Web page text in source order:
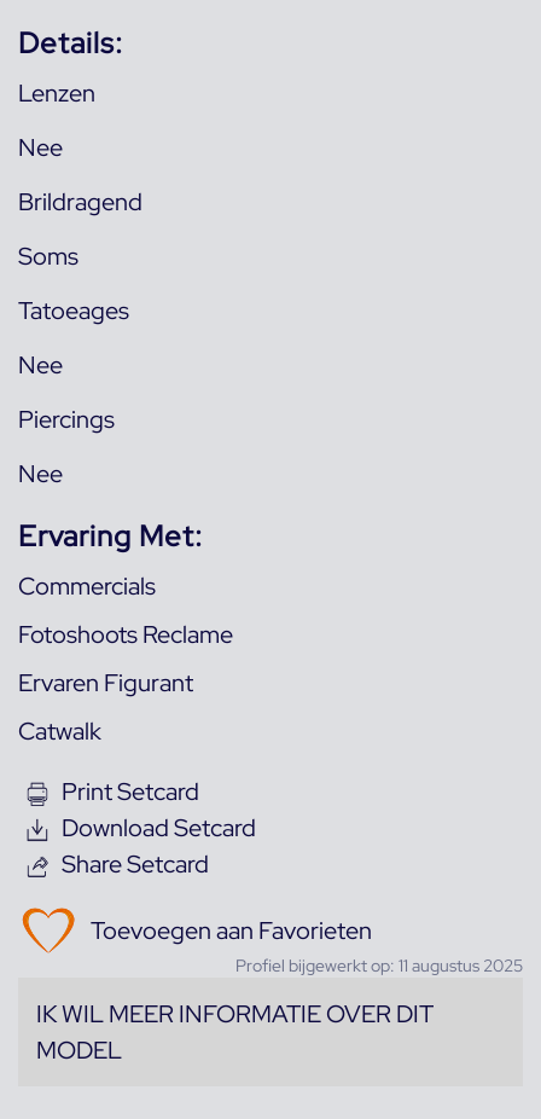
Details:
Lenzen
Nee
Brildragend
Soms
Tatoeages
Nee
Piercings
Nee
Ervaring Met:
Commercials
Fotoshoots Reclame
Ervaren Figurant
Catwalk
Print Setcard
Download Setcard
Share Setcard
Toevoegen aan Favorieten
Profiel bijgewerkt op: 11 augustus 2025
IK WIL MEER INFORMATIE OVER DIT
MODEL